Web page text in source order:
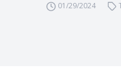
01/29/2024